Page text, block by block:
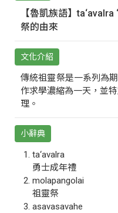
【魯凱族語】
祭的由來
文化介紹
傳統祖靈祭是一系列為
作求學濃縮為一天，並
理。
小辭典
ta‘avalra
勇士成年禮
molapangolai
祖靈祭
asavasavahe